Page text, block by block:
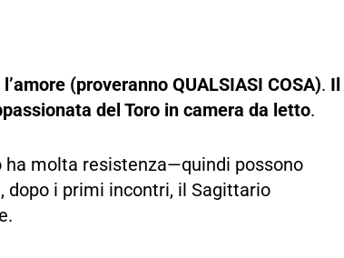
(proveranno QUALSIASI COSA). Il
del Toro in camera da letto.
molta resistenza—quindi possono
dopo i primi incontri, il Sagittario